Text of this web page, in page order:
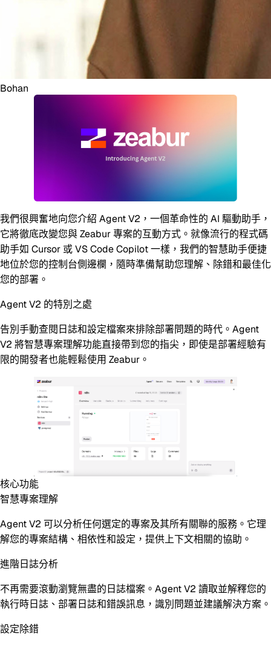
Bohan
我們很興奮地向您介紹 Agent V2，一個革命性的 AI 驅動助手，
它將徹底改變您與 Zeabur 專案的互動方式。就像流行的程式碼
助手如 Cursor 或 VS Code Copilot 一樣，我們的智慧助手便捷
地位於您的控制台側邊欄，隨時準備幫助您理解、除錯和最佳化
您的部署。
Agent V2 的特別之處
告別手動查閱日誌和設定檔案來排除部署問題的時代。Agent
V2 將智慧專案理解功能直接帶到您的指尖，即使是部署經驗有
限的開發者也能輕鬆使用 Zeabur。
核心功能
智慧專案理解
Agent V2 可以分析任何選定的專案及其所有關聯的服務。它理
解您的專案結構、相依性和設定，提供上下文相關的協助。
進階日誌分析
不再需要滾動瀏覽無盡的日誌檔案。Agent V2 讀取並解釋您的
執行時日誌、部署日誌和錯誤訊息，識別問題並建議解決方案。
設定除錯